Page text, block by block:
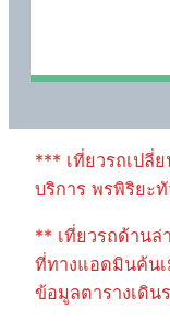
*** เที่ยวรถเปลี่
บริการ พรพิริยะ
** เที่ยวรถด้านล่
ที่ทางแอดมินค้นเ
ข้อมูลตารางเดิน